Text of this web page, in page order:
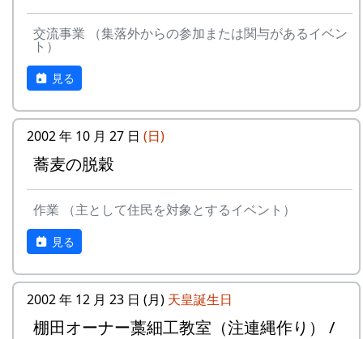
交流事業 （集落外からの参加または関与があるイベン
ト）
見る
2002 年 10 月 27 日 (日)
蕎麦の脱穀
作業 （主として住民を対象とするイベント）
見る
2002 年 12 月 23 日 (月) 天皇誕生日
棚田オーナー藁細工教室（注連縄作り） /